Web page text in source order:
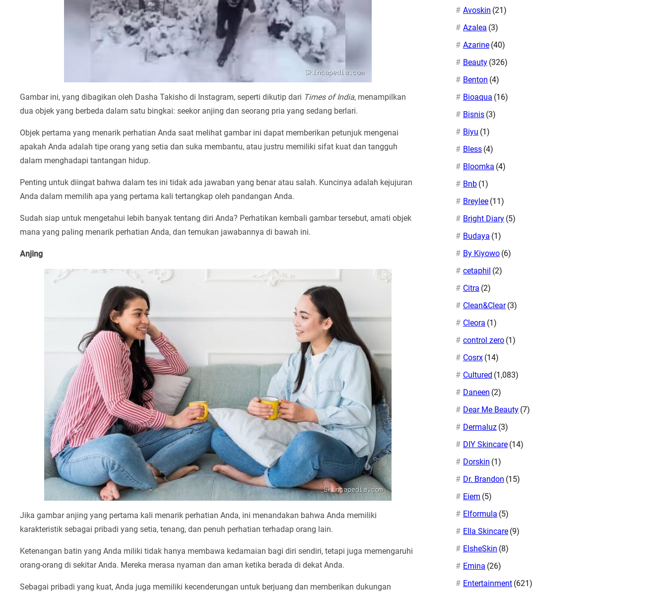
Gambar ini, yang dibagikan oleh Dasha Takisho di Instagram, seperti dikutip dari Times of India, menampilkan
dua objek yang berbeda dalam satu bingkai: seekor anjing dan seorang pria yang sedang berlari.
Objek pertama yang menarik perhatian Anda saat melihat gambar ini dapat memberikan petunjuk mengenai
apakah Anda adalah tipe orang yang setia dan suka membantu, atau justru memiliki sifat kuat dan tangguh
dalam menghadapi tantangan hidup.
Penting untuk diingat bahwa dalam tes ini tidak ada jawaban yang benar atau salah. Kuncinya adalah kejujuran
Anda dalam memilih apa yang pertama kali tertangkap oleh pandangan Anda.
Sudah siap untuk mengetahui lebih banyak tentang diri Anda? Perhatikan kembali gambar tersebut, amati objek
mana yang paling menarik perhatian Anda, dan temukan jawabannya di bawah ini.
Anjing
Jika gambar anjing yang pertama kali menarik perhatian Anda, ini menandakan bahwa Anda memiliki
karakteristik sebagai pribadi yang setia, tenang, dan penuh perhatian terhadap orang lain.
Ketenangan batin yang Anda miliki tidak hanya membawa kedamaian bagi diri sendiri, tetapi juga memengaruhi
orang-orang di sekitar Anda. Mereka merasa nyaman dan aman ketika berada di dekat Anda.
Sebagai pribadi yang kuat, Anda juga memiliki kecenderungan untuk berjuang dan memberikan dukungan
Avoskin (21)
Azalea (3)
Azarine (40)
Beauty (326)
Benton (4)
Bioaqua (16)
Bisnis (3)
Biyu (1)
Bless (4)
Bloomka (4)
Bnb (1)
Breylee (11)
Bright Diary (5)
Budaya (1)
By Kiyowo (6)
cetaphil (2)
Citra (2)
Clean&Clear (3)
Cleora (1)
control zero (1)
Cosrx (14)
Cultured (1,083)
Daneen (2)
Dear Me Beauty (7)
Dermaluz (3)
DIY Skincare (14)
Dorskin (1)
Dr. Brandon (15)
Eiem (5)
Elformula (5)
Ella Skincare (9)
ElsheSkin (8)
Emina (26)
Entertainment (621)